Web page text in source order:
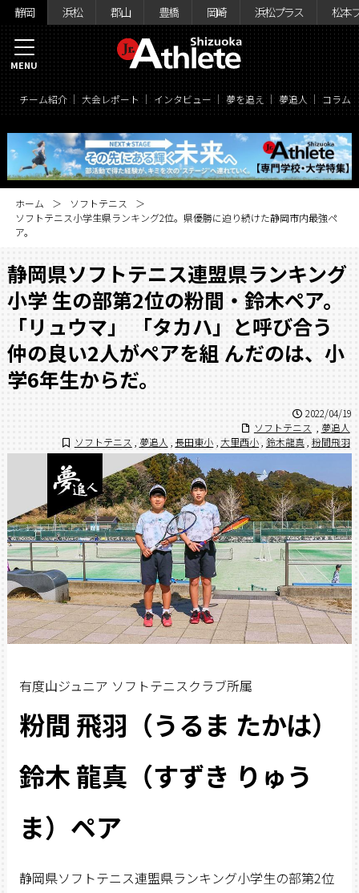
静岡 浜松 郡山 豊橋 岡崎 浜松プラス 松本
チーム紹介 大会レポート インタビュー 夢を追え 夢追人 コラム
MENU
ホーム
ソフトテニス
ソフトテニス小学生県ランキング2位。県優勝に迫り続けた静岡市内最強ペ
ア。
静岡県ソフトテニス連盟県ランキング
小学 生の部第2位の粉間・鈴木ペア。
「リュウマ」 「タカハ」と呼び合う
仲の良い2人がペアを組 んだのは、小
学6年生からだ。
2022/04/19
ソフトテニス
夢追人
ソフトテニス
夢追人 長田東小 大里西小 鈴木龍真 粉間飛羽
有度山ジュニア ソフトテニスクラブ所属
粉間 飛羽（うるま たかは）
鈴木 龍真（すずき りゅう
ま）ペア
静岡県ソフトテニス連盟県ランキング小学生の部第2位